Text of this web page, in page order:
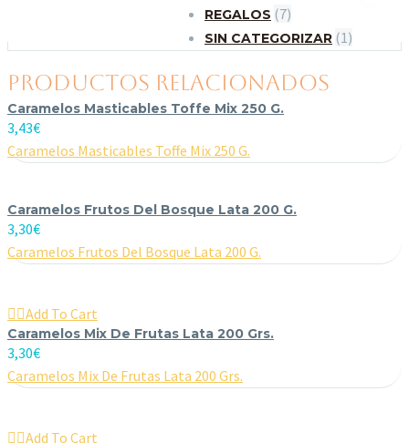
REGALOS (7)
SIN CATEGORIZAR (1)
PRODUCTOS RELACIONADOS
Caramelos Masticables Toffe Mix 250 G.
3,43€
Caramelos Masticables Toffe Mix 250 G.
Caramelos Frutos Del Bosque Lata 200 G.
3,30€
Caramelos Frutos Del Bosque Lata 200 G.
Add To Cart
Caramelos Mix De Frutas Lata 200 Grs.
3,30€
Caramelos Mix De Frutas Lata 200 Grs.
Add To Cart